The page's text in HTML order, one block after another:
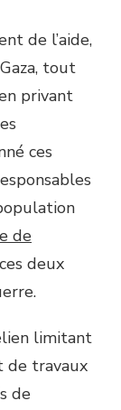
de l’aide,
tout
privant
ces
de
deux
limitant
de travaux
de